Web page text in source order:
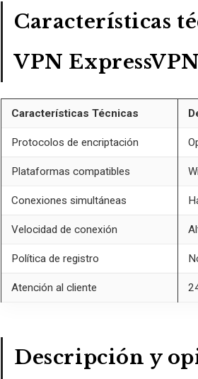
Características
VPN ExpressVPN
Características Técnicas
Protocolos de encriptación
Plataformas compatibles
Conexiones simultáneas
Velocidad de conexión
Política de registro
Atención al cliente
Descripción y